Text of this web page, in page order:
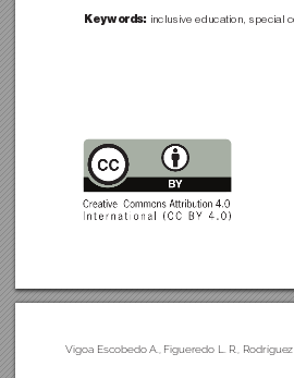
Keywords: inclusive education, special
Vigoa Escobedo A., Figueredo L. R., Rodríguez